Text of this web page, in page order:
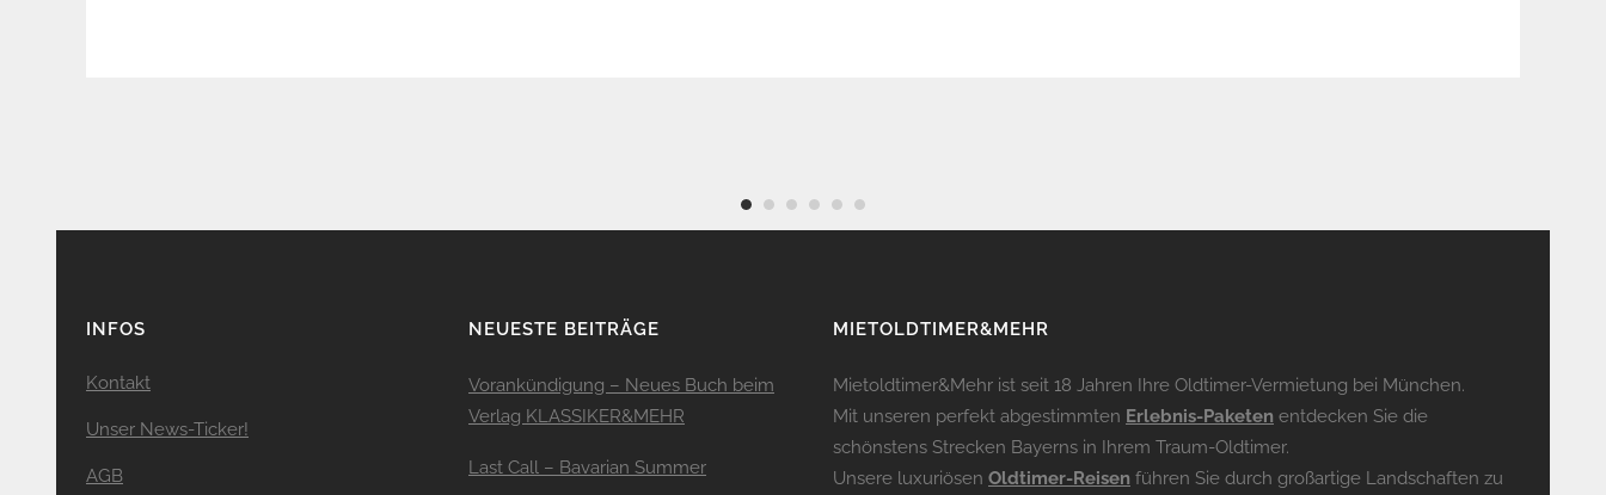
INFOS
Kontakt
Unser News-Ticker!
AGB
NEUESTE BEITRÄGE
Vorankündigung – Neues Buch beim
Verlag KLASSIKER&MEHR
Last Call – Bavarian Summer
MIETOLDTIMER&MEHR
Mietoldtimer&Mehr ist seit 18 Jahren Ihre Oldtimer-Vermietung bei München.
Mit unseren perfekt abgestimmten Erlebnis-Paketen entdecken Sie die
schönstens Strecken Bayerns in Ihrem Traum-Oldtimer.
Unsere luxuriösen Oldtimer-Reisen führen Sie durch großartige Landschaften zu